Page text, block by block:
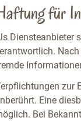
für
Diensteanbieter
zur
Eine
Bei